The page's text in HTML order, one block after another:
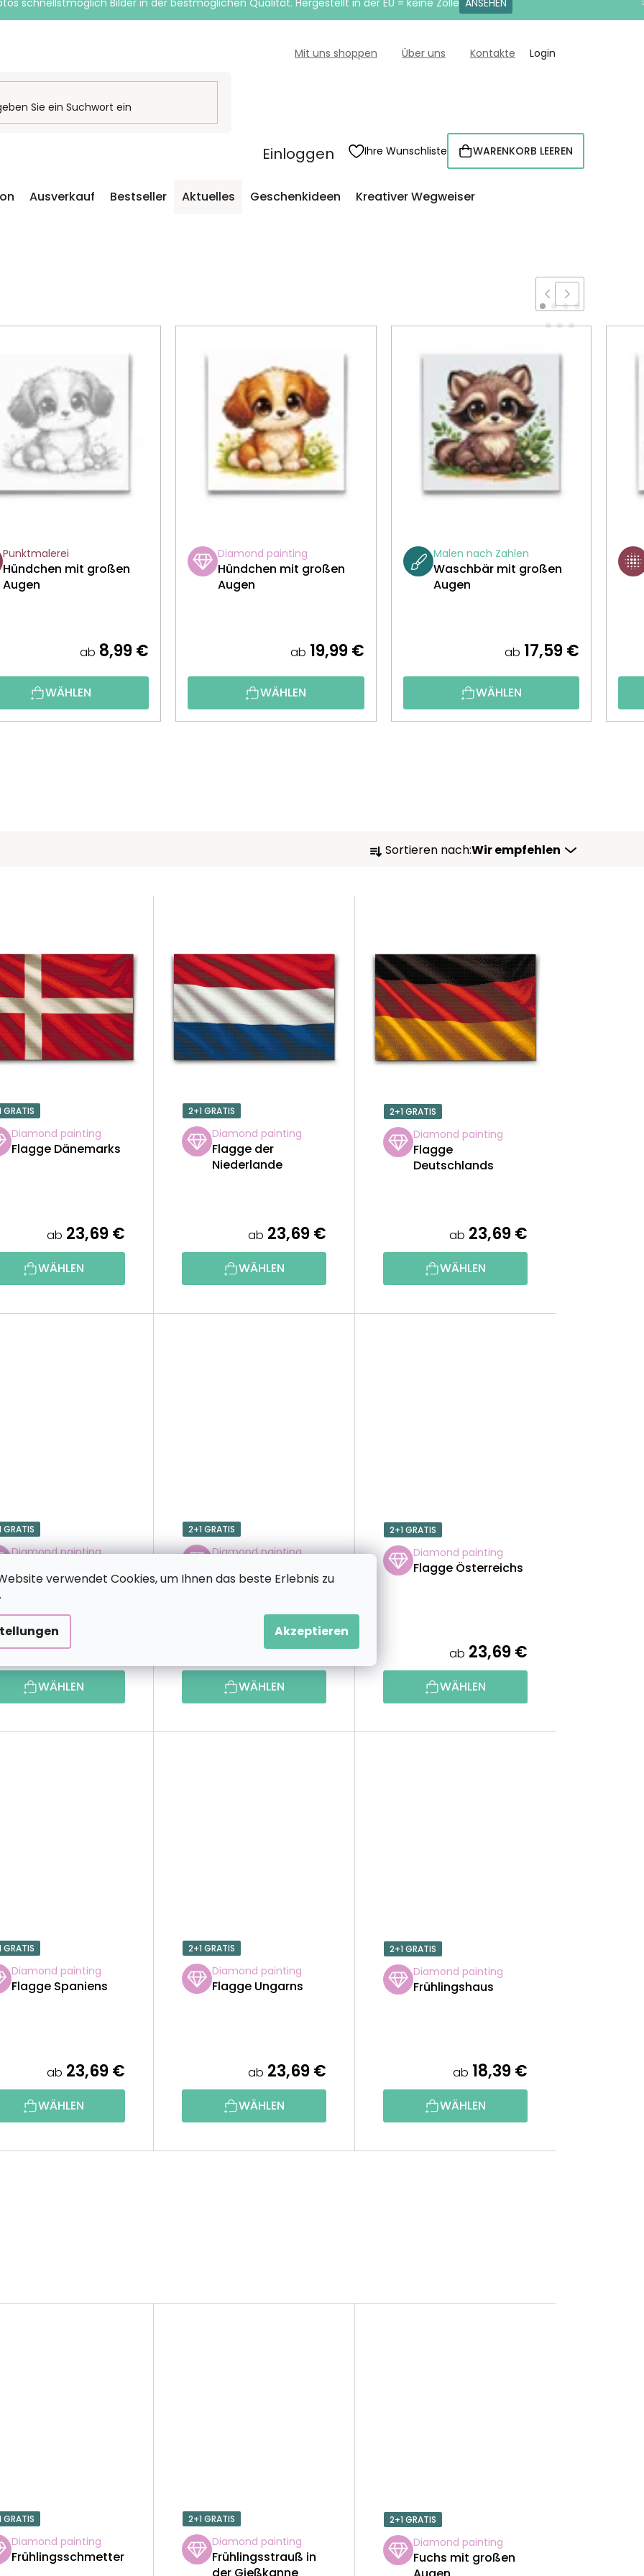
verwendet Cookies, um Ihnen das beste Erlebnis zu
Akzeptieren
schnellstmöglich Bilder in der bestmöglichen Qualität. Hergestellt in der EU = keine Zölle ANSEHEN
Mit uns shoppen Über uns Kontakte Login
Einloggen Ihre Wunschliste WARENKORB
WARENKORB LEEREN
Ausverkauf Bestseller Aktuelles Geschenkideen Kreativer Wegweiser
Punktmalerei
Hündchen mit großen
Augen
ab 8,99 €
WÄHLEN
Diamond painting
Hündchen mit großen
Augen
ab 19,99 €
WÄHLEN
Malen nach Zahlen
Waschbär mit großen
Augen
ab 17,59 €
WÄHLEN
P
U
K
T
S
O
R
R
U
N
Sortieren nach:Wir empfehlen
GRATIS
Diamond painting
Flagge Dänemarks
ab 23,69 €
WÄHLEN
2+1 GRATIS
Diamond painting
Flagge der
Niederlande
ab 23,69 €
WÄHLEN
2+1 GRATIS
Diamond painting
Flagge
Deutschlands
ab 23,69 €
WÄHLEN
GRATIS
Diamond painting
ab23,69 €
WÄHLEN
2+1 GRATIS
Diamond painting
23,69 €
WÄHLEN
2+1 GRATIS
Diamond painting
Flagge Österreichs
ab 23,69 €
WÄHLEN
GRATIS
Diamond painting
Flagge Spaniens
ab 23,69 €
WÄHLEN
2+1 GRATIS
Diamond painting
Flagge Ungarns
ab 23,69 €
WÄHLEN
2+1 GRATIS
Diamond painting
Frühlingshaus
ab 18,39 €
WÄHLEN
GRATIS
Diamond painting
Frühlingsschmetterling
2+1 GRATIS
Diamond painting
Frühlingsstrauß in
der Gießkanne
2+1 GRATIS
Diamond painting
Fuchs mit großen